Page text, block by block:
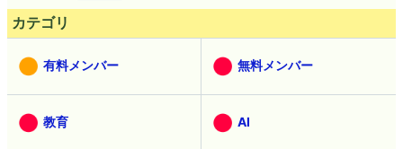
カテゴリ
有料メンバー 無料メンバー
教育 AI